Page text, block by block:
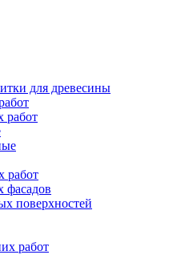
для древесины
работ
работ
фасадов
поверхностей
работ